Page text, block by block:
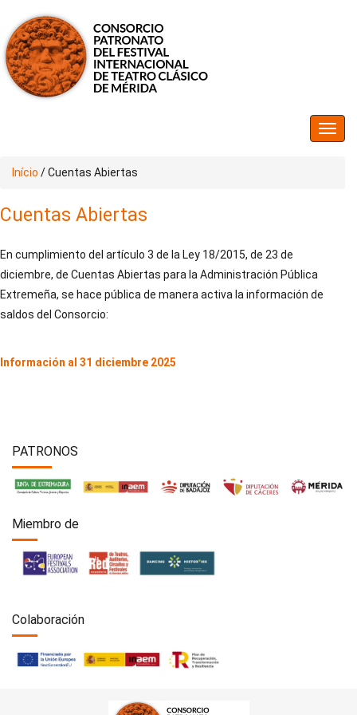
Início /Cuentas Abiertas
Cuentas Abiertas
En cumplimiento del artículo 3 de la Ley 18/2015, de 23 de
diciembre, de Cuentas Abiertas para la Administración Pública
Extremeña, se hace pública de manera activa la información de
saldos del Consorcio:
Información al 31 diciembre 2025
PATRONOS
Miembro de
Colaboración